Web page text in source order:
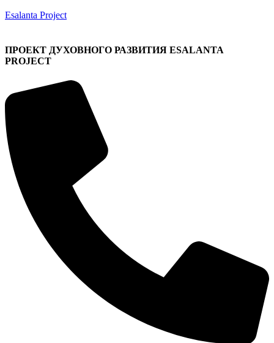
Esalanta Project
ПРОЕКТ ДУХОВНОГО РАЗВИТИЯ ESALANTA
PROJECT